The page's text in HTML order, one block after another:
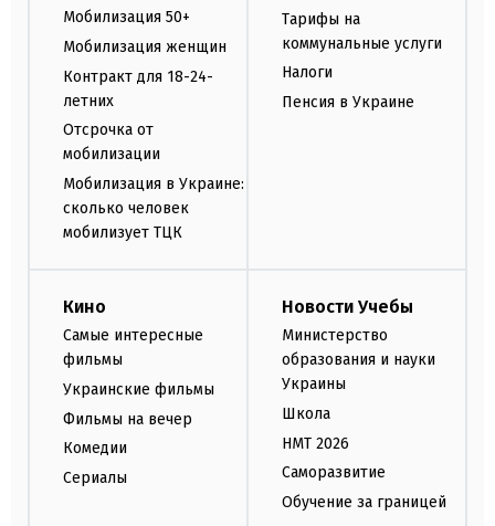
Мобилизация 50+
Мобилизация женщин
Контракт для 18-24-
летних
Отсрочка от
мобилизации
Мобилизация в Украине:
сколько человек
мобилизует ТЦК
Тарифы на
коммунальные услуги
Налоги
Пенсия в Украине
Кино
Самые интересные
фильмы
Украинские фильмы
Фильмы на вечер
Комедии
Сериалы
Новости Учебы
Министерство
образования и науки
Украины
Школа
НМТ 2026
Саморазвитие
Обучение за границей